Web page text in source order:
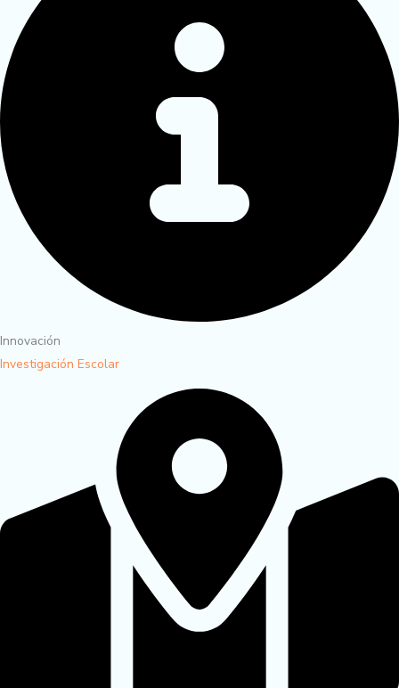
Innovación
Investigación Escolar